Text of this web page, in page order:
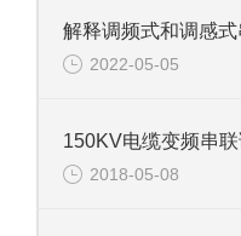
2022-05-05
2018-05-08